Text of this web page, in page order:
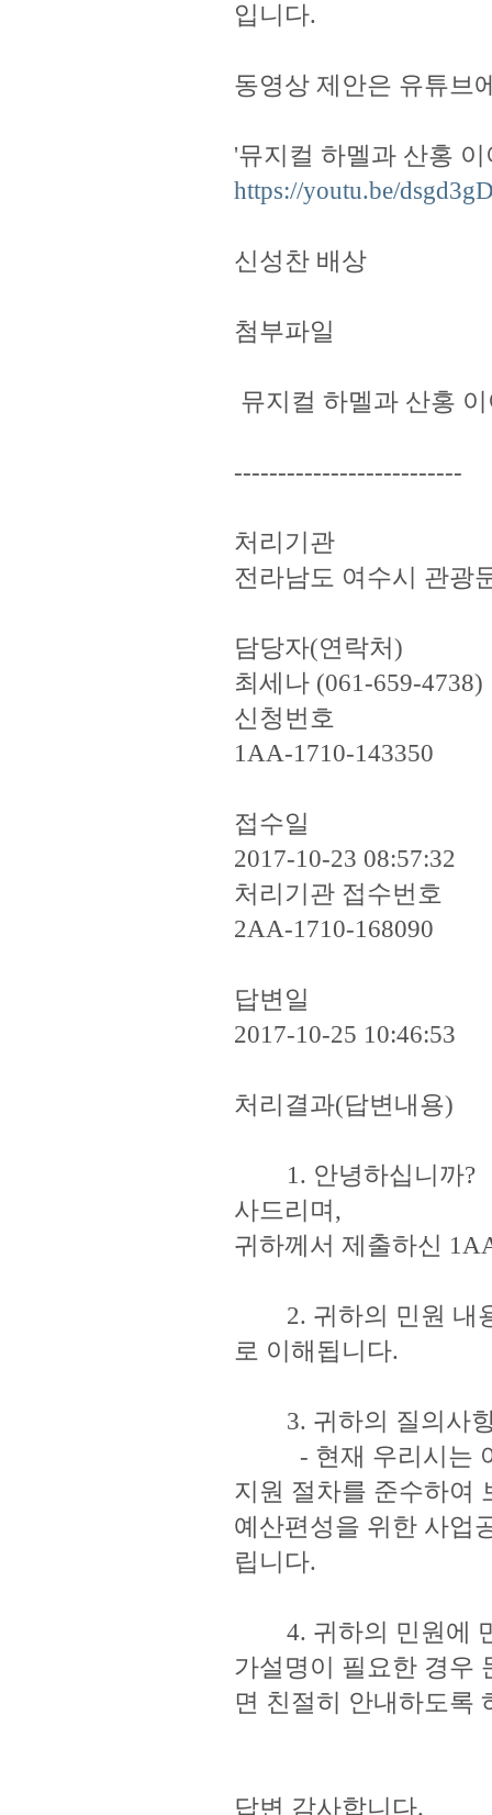
입니다.
동영상 제안은 유튜브
'뮤지컬 하멜과 산홍 이
https://youtu.be/
신성찬 배상
첨부파일
뮤지컬 하멜과 산홍
--------------------------
처리기관
전라남도 여수시 관광
담당자(연락처)
최세나 (061-659-4738)
신청번호
1AA-1710-143350
접수일
2017-10-23 08:57:32
처리기관 접수번호
2AA-1710-168090
답변일
2017-10-25 10:46:53
처리결과(답변내용)
1. 안녕하십니까?
사드리며,
귀하께서 제출하신
2. 귀하의 민원 내용
로 이해됩니다.
3. 귀하의 질의사항
- 현재 우리시는 여
지원 절차를 준수하여
예산편성을 위한 사업
립니다.
4. 귀하의 민원에 만
가설명이 필요한 경우
면 친절히 안내하도록
답변 감사합니다.